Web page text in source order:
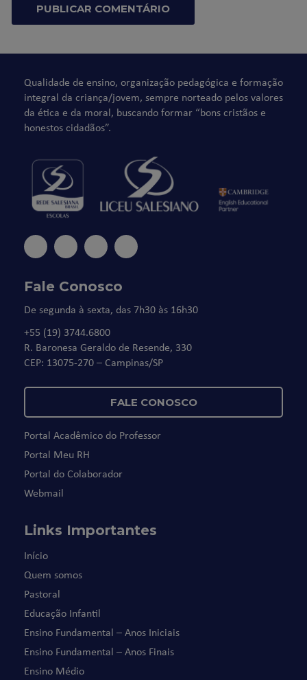
Qualidade de ensino, organização pedagógica e formação
integral da criança/jovem, sempre norteado pelos valores
da ética e da moral, buscando formar “bons cristãos e
honestos cidadãos”.
Fale Conosco
De segunda à sexta, das 7h30 às 16h30
+55 (19) 3744.6800
R. Baronesa Geraldo de Resende, 330
CEP: 13075-270 – Campinas/SP
FALE CONOSCO
Portal Acadêmico do Professor
Portal Meu RH
Portal do Colaborador
Webmail
Links Importantes
Início
Quem somos
Pastoral
Educação Infantil
Ensino Fundamental – Anos Iniciais
Ensino Fundamental – Anos Finais
Ensino Médio